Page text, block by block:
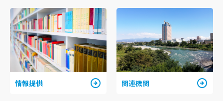
情報提供 arrow_circle_right 関連機関 arrow_circle_right